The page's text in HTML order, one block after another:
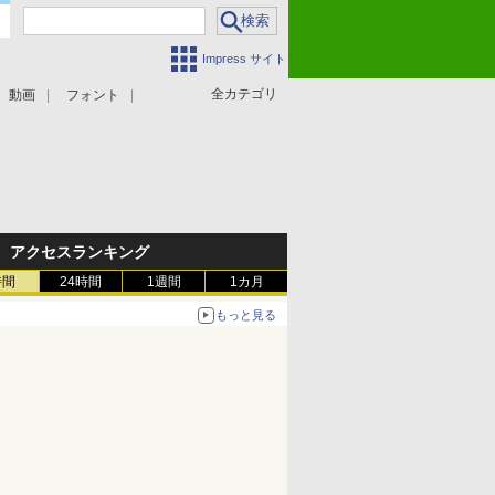
Impress サイト
全カテゴリ
動画 フォント
アクセスランキング
24時間 1週間 1カ月
もっと見る